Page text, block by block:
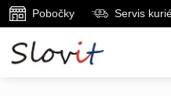
Pobočky Servis